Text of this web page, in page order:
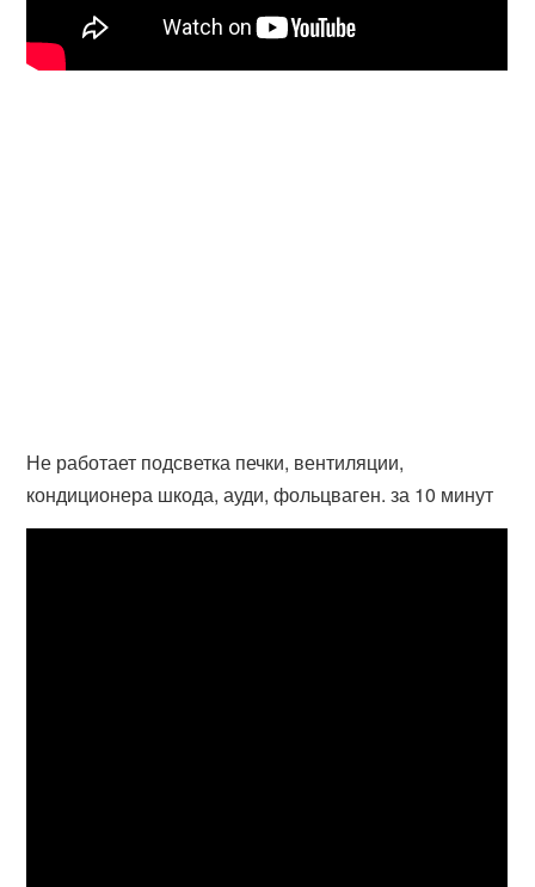
Не работает подсветка печки, вентиляции,
кондиционера шкода, ауди, фольцваген. за 10 минут